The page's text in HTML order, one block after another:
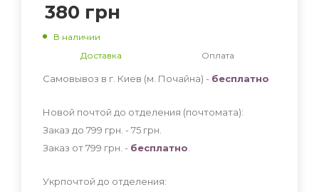
380 грн
В наличии
Доставка
Оплата
Самовывоз в г. Киев (м. Почайна) - бесплатно
Новой почтой до отделения (почтомата):
Заказ до 799 грн. - 75 грн
Заказ от 799 грн. - бесплатно
Укрпочтой до отделения: